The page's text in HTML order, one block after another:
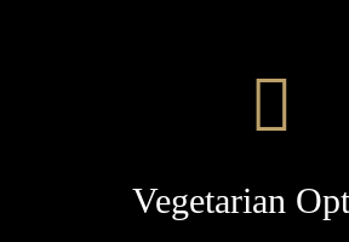
Vegetarian